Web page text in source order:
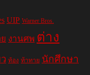
UIP Warner Bros.
งานศพ ต่าง
ท้อง ท้าทาย นักศึกษา